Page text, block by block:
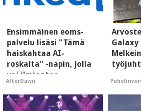
Ensimmäinen eoms-
palvelu lisäsi "Tämä
haiskahtaa AI-
roskalta" -napin, jolla
voi ilmiantaa
tekoälytauhkan
AfterDawn
Galaxy